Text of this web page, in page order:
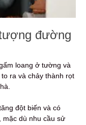
đường
loang ở tường và
ra và chảy thành rọt
đột biến và có
mặc dù nhu cầu sử